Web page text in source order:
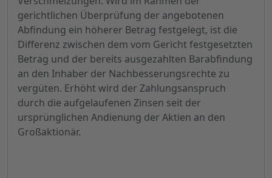
gerichtlichen Überprüfung der angebotenen
Abfindung ein höherer Betrag festgelegt, ist die
Differenz zwischen dem vom Gericht festgesetzten
Betrag und der bereits ausgezahlten Barabfindung
an den Inhaber der Nachbesserungsrechte zu
vergüten. Erhöht wird der Zahlungsanspruch
durch die aufgelaufenen Zinsen seit der
ursprünglichen Andienung der Aktien an den
Großaktionär.